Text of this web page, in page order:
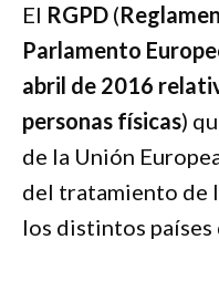
El RGPD (
Parlamento
abril de 2016
personas físicas)
de la Unión
del tratamiento de
los distintos países